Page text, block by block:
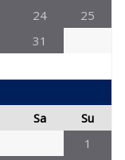
24
25
31
Sa
Su
1